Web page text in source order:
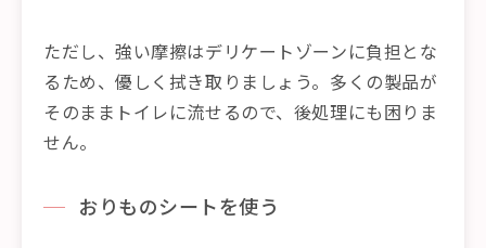
ただし、強い摩擦はデリケートゾーンに負担とな
るため、優しく拭き取りましょう。多くの製品が
そのままトイレに流せるので、後処理にも困りま
せん。
おりものシートを使う